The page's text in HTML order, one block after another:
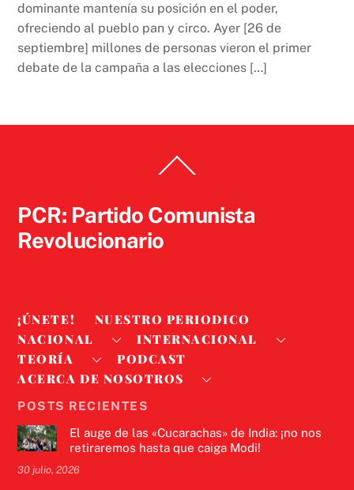
dominante mantenía su posición en el poder,
ofreciendo al pueblo pan y circo. Ayer [26 de
septiembre] millones de personas vieron el primer
debate de la campaña a las elecciones […]
To
PCR: Partido Comunista
Revolucionario
¡ÚNETE!
NUESTRO PERIODICO
NACIONAL
INTERNACIONAL
TEORÍA
PODCAST
ACERCA DE NOSOTROS
POSTS RECIENTES
El auge de las «Cucarachas» de India: ¡no nos
retiraremos hasta que caiga Modi!
30 julio, 2026